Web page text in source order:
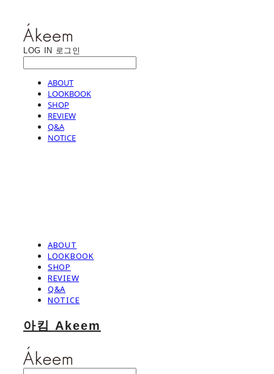
LOG IN 로그인
ABOUT
LOOKBOOK
SHOP
REVIEW
Q&A
NOTICE
ABOUT
LOOKBOOK
SHOP
REVIEW
Q&A
NOTICE
아킴 Akeem